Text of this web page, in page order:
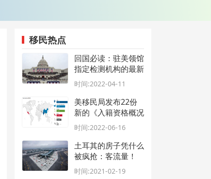
移民热点
回国必读：驻美领馆
指定检测机构的最新
调整
时间:2022-04-11
美移民局发布22份
新的《入籍资格概况
介绍》，详解各州移
民群体特征
时间:2022-06-16
土耳其的房子凭什么
被疯抢：客流量！
时间:2021-02-19